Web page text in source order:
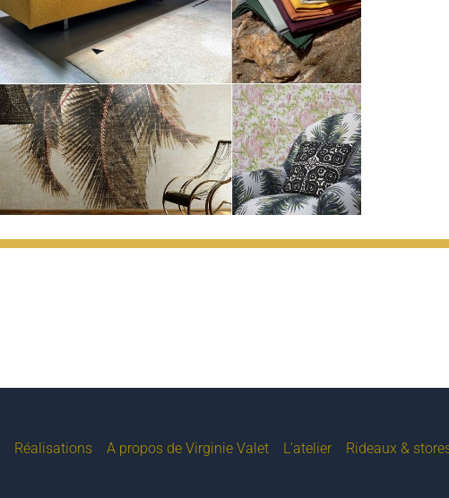
Réalisations A propos de Virginie Valet L’atelier Rideaux &